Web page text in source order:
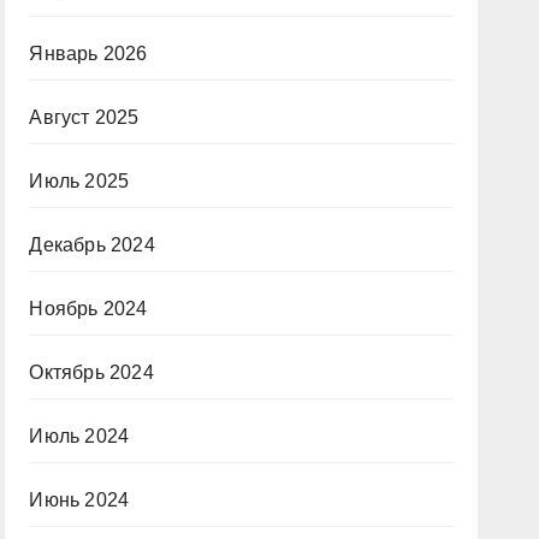
Январь 2026
Август 2025
Июль 2025
Декабрь 2024
Ноябрь 2024
Октябрь 2024
Июль 2024
Июнь 2024